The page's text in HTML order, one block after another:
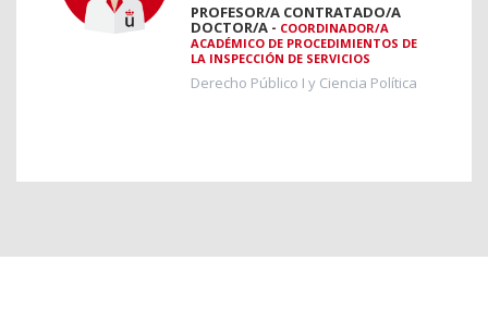
PROFESOR/A CONTRATADO/A
DOCTOR/A - COORDINADOR/A
ACADÉMICO DE PROCEDIMIENTOS DE
LA INSPECCIÓN DE SERVICIOS
Derecho Público I y Ciencia Política